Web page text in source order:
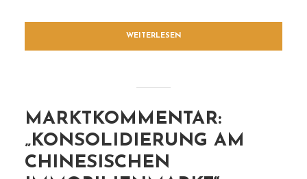
WEITERLESEN
MARKTKOMMENTAR:
„KONSOLIDIERUNG AM
CHINESISCHEN